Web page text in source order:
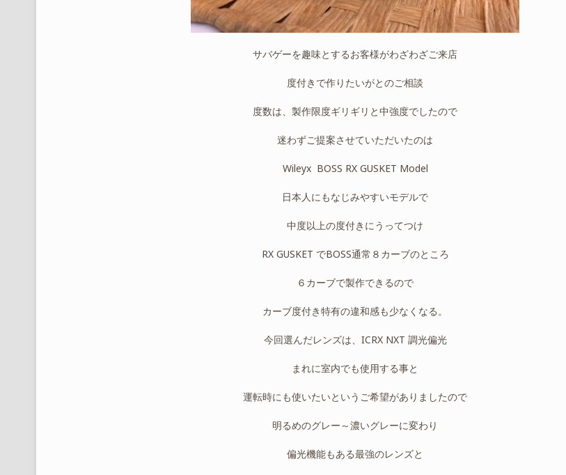
サバゲーを趣味とするお客様がわざわざご来店
度付きで作りたいがとのご相談
度数は、製作限度ギリギリと中強度でしたので
迷わずご提案させていただいたのは
Wileyx BOSS RX GUSKET Model
日本人にもなじみやすいモデルで
中度以上の度付きにうってつけ
RX GUSKET でBOSS通常８カーブのところ
６カーブで製作できるので
カーブ度付き特有の違和感も少なくなる。
今回選んだレンズは、ICRX NXT 調光偏光
まれに室内でも使用する事と
運転時にも使いたいというご希望がありましたので
明るめのグレー～濃いグレーに変わり
偏光機能もある最強のレンズと